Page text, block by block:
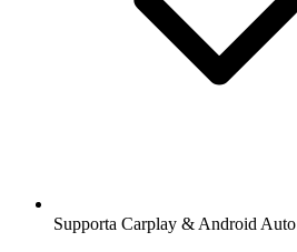
Supporta Carplay & Android Auto